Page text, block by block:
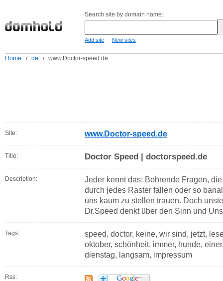
Search site by domain name:
Add site - New sites
Home / de / www.Doctor-speed.de
Site: www.Doctor-speed.de
Title: Doctor Speed | doctorspeed.de
Description:
Jeder kennt das: Bohrende Fragen,
durch jedes Raster fallen oder so
uns kaum zu stellen trauen. Doch
Dr.Speed denkt über den Sinn und
Tags:
speed, doctor, keine, wir sind, jetzt,
oktober, schönheit, immer, hunde,
dienstag, langsam, impressum
Rss: